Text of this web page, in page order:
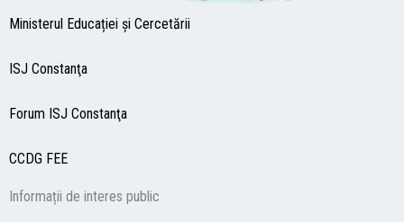
Ministerul Educației și Cercetării
ISJ Constanţa
Forum ISJ Constanţa
CCDG FEE
Informații de interes public